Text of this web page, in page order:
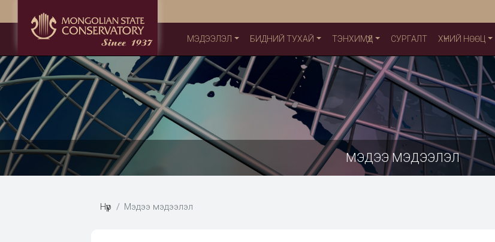
МЭДЭЭЛЭЛ БИДНИЙ ТУХАЙ ТЭНХИМҮҮД СУРГАЛТ ХҮНИЙ НӨӨЦ
МЭДЭЭ МЭДЭЭЛЭЛ
Нүүр Мэдээ мэдээлэл